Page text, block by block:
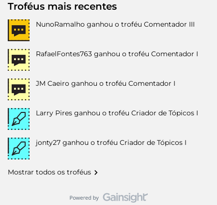
Troféus mais recentes
NunoRamalho ganhou o troféu Comentador III
RafaelFontes763 ganhou o troféu Comentador I
JM Caeiro ganhou o troféu Comentador I
Larry Pires ganhou o troféu Criador de Tópicos I
jonty27 ganhou o troféu Criador de Tópicos I
Mostrar todos os troféus